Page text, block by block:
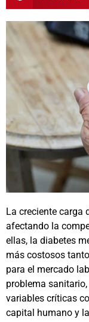
La creciente carga
afectando la
ellas, la diabetes
más costosos
para el mercado
problema
variables críticas
capital humano y